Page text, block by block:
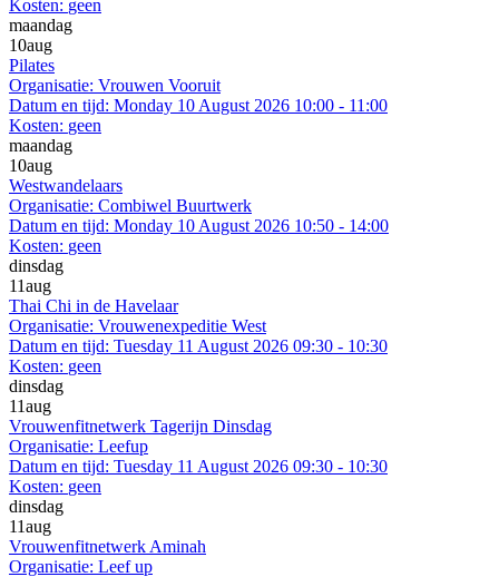
Kosten: geen
maandag
10aug
Pilates
Organisatie: Vrouwen Vooruit
Datum en tijd: Monday 10 August 2026 10:00 - 11:00
Kosten: geen
maandag
10aug
Westwandelaars
Organisatie: Combiwel Buurtwerk
Datum en tijd: Monday 10 August 2026 10:50 - 14:00
Kosten: geen
dinsdag
11aug
Thai Chi in de Havelaar
Organisatie: Vrouwenexpeditie West
Datum en tijd: Tuesday 11 August 2026 09:30 - 10:30
Kosten: geen
dinsdag
11aug
Vrouwenfitnetwerk Tagerijn Dinsdag
Organisatie: Leefup
Datum en tijd: Tuesday 11 August 2026 09:30 - 10:30
Kosten: geen
dinsdag
11aug
Vrouwenfitnetwerk Aminah
Organisatie: Leef up